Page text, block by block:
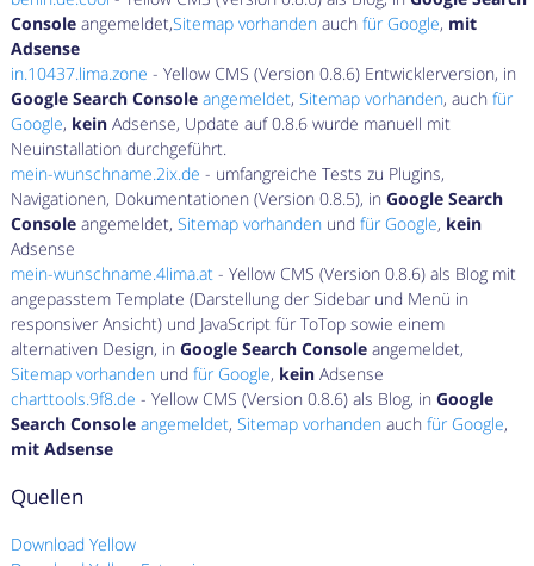
Console angemeldet,Sitemap vorhanden auchfür Google, mit
Adsense
in.10437.lima.zone - Yellow CMS (Version 0.8.6) Entwicklerversion, in
Google Search Console angemeldet,Sitemap vorhanden, auchfür
Google, kein Adsense, Update auf 0.8.6 wurde manuell mit
Neuinstallation durchgeführt.
mein-wunschname.2ix.de - umfangreiche Tests zu Plugins,
Navigationen, Dokumentationen (Version 0.8.5), inGoogle Search
Console angemeldet,Sitemap vorhanden undfür Google, kein
Adsense
mein-wunschname.4lima.at - Yellow CMS (Version 0.8.6) als Blog mit
angepasstem Template (Darstellung der Sidebar und Menü in
responsiver Ansicht) und JavaScript für ToTop sowie einem
alternativen Design, inGoogle Search Console angemeldet,
Sitemap vorhanden undfür Google, kein Adsense
charttools.9f8.de - Yellow CMS (Version 0.8.6) als Blog, inGoogle
Search Console angemeldet,Sitemap vorhanden auchfür Google,
mit Adsense
Quellen
Download Yellow